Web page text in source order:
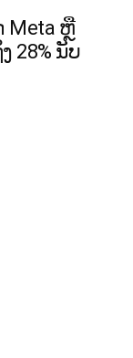
Meta ຫຼື
28% ນັບ